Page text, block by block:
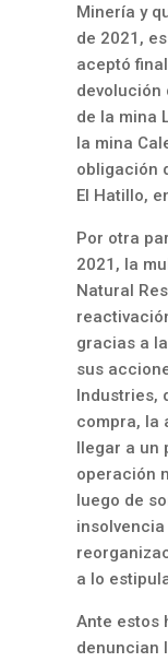
Minería y
de 2021,
aceptó
devolución
de la mina
la mina
obligación
El Hatillo,
Por otra
2021, la
Natural
gracias a
sus
Industries,
compra, la
llegar a un
operación
luego de
a lo
Ante estos
denuncian